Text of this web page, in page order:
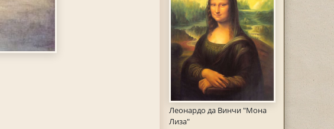
Леонардо да Винчи "Мона
Лиза"